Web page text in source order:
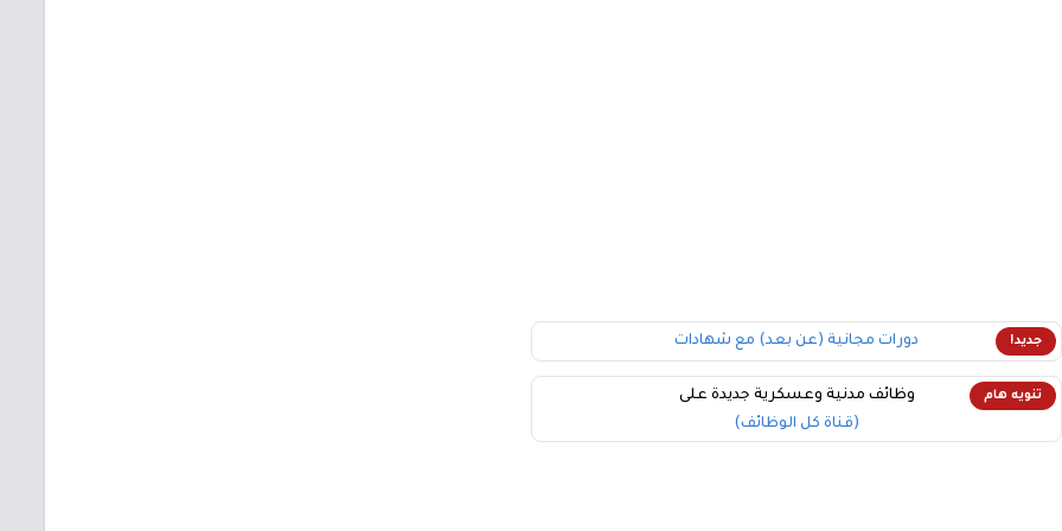
جديد! دورات مجانية (عن بعد) مع شهادات
تنويه هام
وظائف مدنية وعسكرية جديدة على
(قناة كل الوظائف)